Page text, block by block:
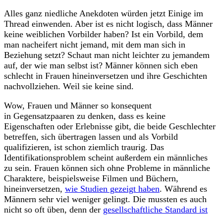
Alles ganz niedliche Anekdoten würden jetzt Einige im
Thread einwenden. Aber ist es nicht logisch, dass Männer
keine weiblichen Vorbilder haben? Ist ein Vorbild, dem
man nacheifert nicht jemand, mit dem man sich in
Beziehung setzt? Schaut man nicht leichter zu jemandem
auf, der wie man selbst ist? Männer können sich eben
schlecht in Frauen hineinversetzen und ihre Geschichten
nachvollziehen. Weil sie keine sind.
Wow, Frauen und Männer so konsequent
in Gegensatzpaaren zu denken, dass es keine
Eigenschaften oder Erlebnisse gibt, die beide Geschlechter
betreffen, sich übertragen lassen und als Vorbild
qualifizieren, ist schon ziemlich traurig. Das
Identifikationsproblem scheint außerdem ein männliches
zu sein. Frauen können sich ohne Probleme in männliche
Charaktere, beispielsweise Filmen und Büchern,
hineinversetzen, wie Studien gezeigt haben. Während es
Männern sehr viel weniger gelingt. Die mussten es auch
nicht so oft üben, denn der gesellschaftliche Standard ist